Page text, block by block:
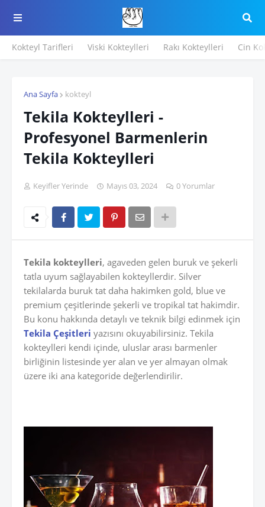
Kokteyl Tarifleri Viski Kokteylleri Rakı Kokteylleri Cin
Ana Sayfa kokteyl
Tekila Kokteylleri -
Profesyonel Barmenlerin
Tekila Kokteylleri
Keyifler Yerinde Mayıs 03, 2024 0 Yorumlar
Tekila kokteylleri, agaveden gelen buruk ve şekerli
tatla uyum sağlayabilen kokteyllerdir. Silver
tekilalarda buruk tat daha hakimken gold, blue ve
premium çeşitlerinde şekerli ve tropikal tat hakimdir.
Bu konu hakkında detaylı ve teknik bilgi edinmek için
Tekila Çeşitleri yazısını okuyabilirsiniz. Tekila
kokteylleri kendi içinde, uluslar arası barmenler
birliğinin listesinde yer alan ve yer almayan olmak
üzere iki ana kategoride değerlendirilir.